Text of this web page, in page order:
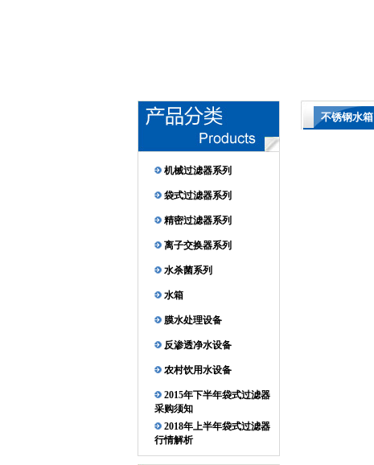
机械过滤器系列
袋式过滤器系列
精密过滤器系列
离子交换器系列
水杀菌系列
水箱
膜水处理设备
反渗透净水设备
农村饮用水设备
2015年下半年袋式过滤器
采购须知
2018年上半年袋式过滤器
行情解析
不锈钢水箱